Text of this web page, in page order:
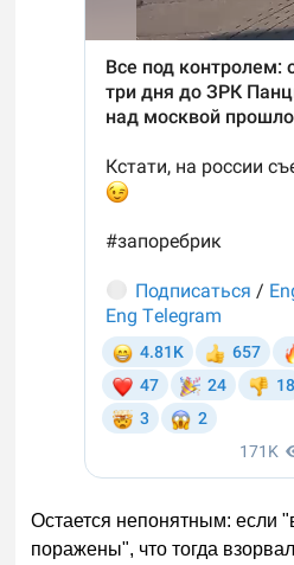
Остается непонятным: если
поражены", что тогда